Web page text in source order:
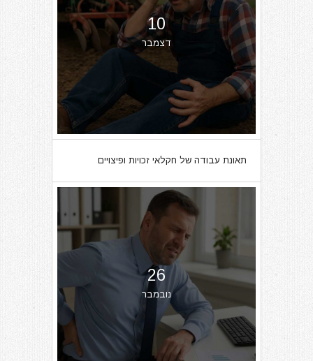
10
דצמבר
תאונת עבודה של חקלאי זכויות ופיצויים
26
נובמבר